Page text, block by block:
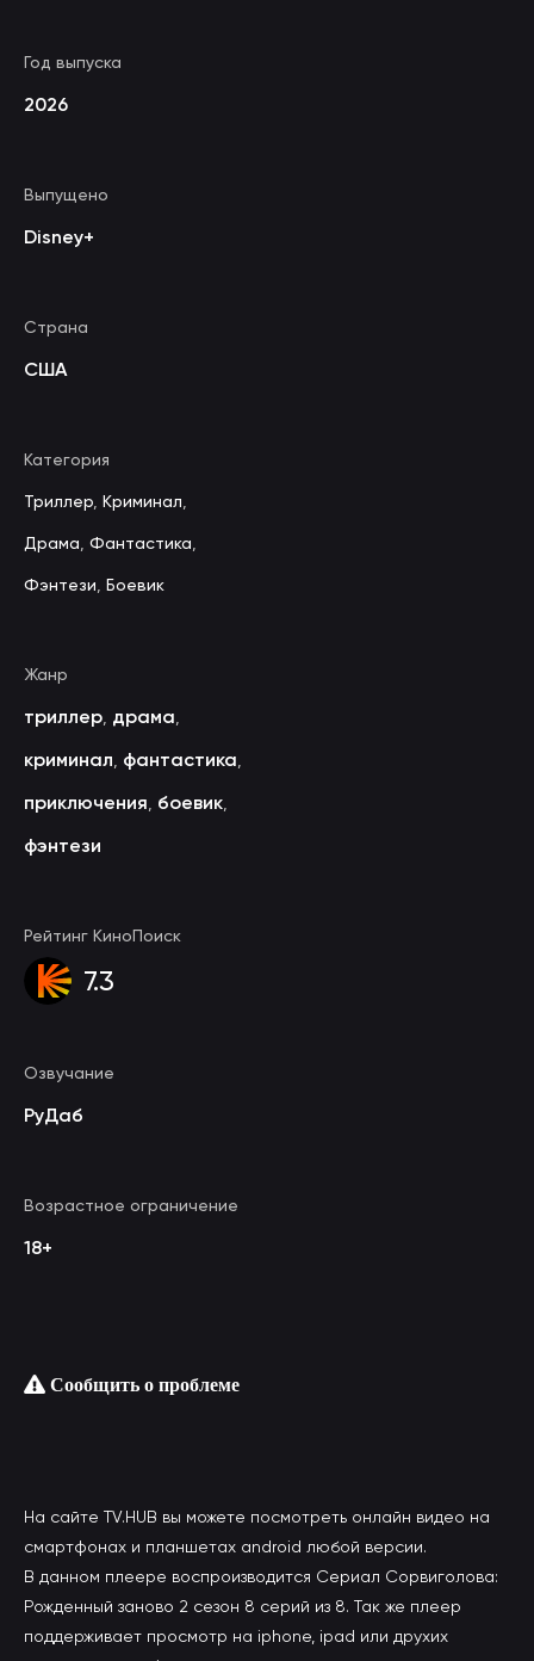
Год выпуска
2026
Выпущено
Disney+
Страна
США
Категория
Триллер Криминал
Драма Фантастика
Фэнтези Боевик
Жанр
триллер драма
криминал фантастика
приключения боевик
фэнтези
Рейтинг КиноПоиск
7.3
Озвучание
РуДаб
Возрастное ограничение
18+
Сообщить о проблеме
На сайте TV.HUB вы можете посмотреть онлайн видео на
смартфонах и планшетах android любой версии.
В данном плеере воспроизводится Сериал Сорвиголова:
Рожденный заново 2 сезон 8 серий из 8. Так же плеер
поддерживает просмотр на iphone, ipad или друхих